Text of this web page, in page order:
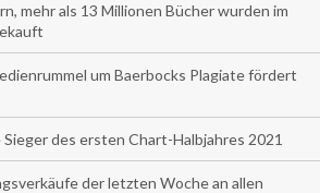
mehr als 13 Millionen Bücher wurden im
um Baerbocks Plagiate fördert
des ersten Chart-Halbjahres 2021
der letzten Woche an allen